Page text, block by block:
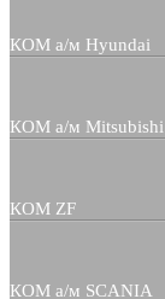
КОМ а/м Hyundai
КОМ а/м Mitsubishi
КОМ ZF
КОМ а/м SCANIA